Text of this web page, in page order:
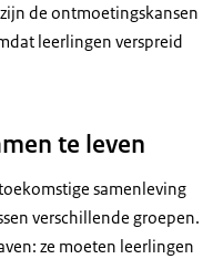
de ontmoetingskansen
leerlingen verspreid
te leven
samenleving
verschillende groepen.
ze moeten leerlingen